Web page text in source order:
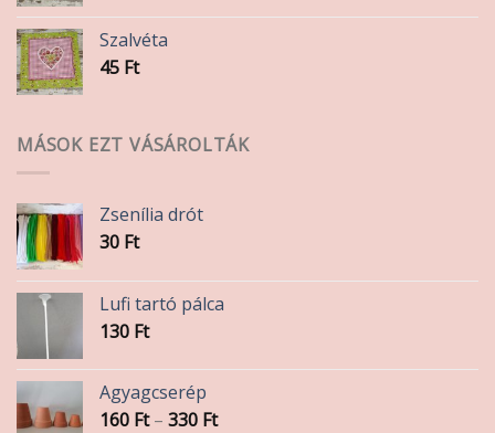
Szalvéta
45 Ft
MÁSOK EZT VÁSÁROLTÁK
Zsenília drót
30 Ft
Lufi tartó pálca
130 Ft
Agyagcserép
160 Ft – 330 FtÁrtartomány: